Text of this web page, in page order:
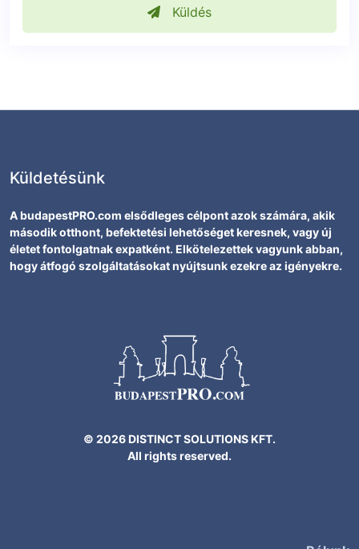
Küldés
Küldetésünk
A budapestPRO.com elsődleges célpont azok számára, akik
második otthont, befektetési lehetőséget keresnek, vagy új
életet fontolgatnak expatként. Elkötelezettek vagyunk abban,
hogy átfogó szolgáltatásokat nyújtsunk ezekre az igényekre.
© 2026 DISTINCT SOLUTIONS KFT.
All rights reserved.